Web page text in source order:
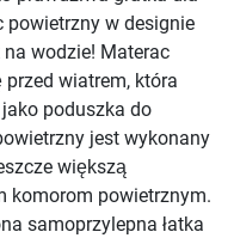
powietrzny w designie
wodzie! Materac
wiatrem, która
poduszka do
jest wykonany
większą
komorom powietrznym.
samoprzylepna łatka